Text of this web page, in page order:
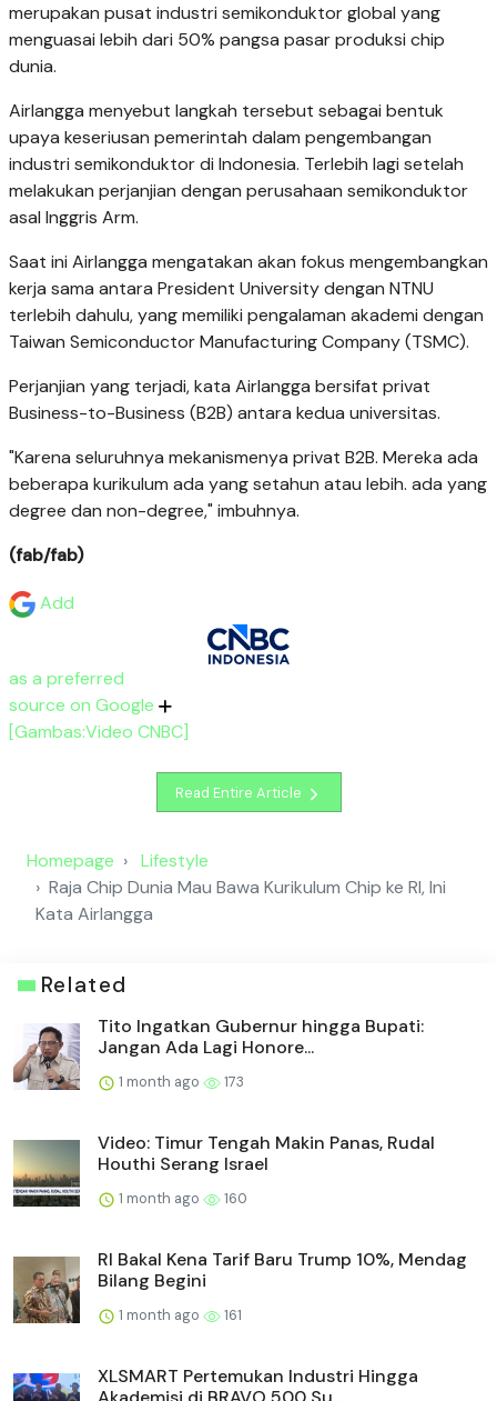
merupakan pusat industri semikonduktor global yang
menguasai lebih dari 50% pangsa pasar produksi chip
dunia.
Airlangga menyebut langkah tersebut sebagai bentuk
upaya keseriusan pemerintah dalam pengembangan
industri semikonduktor di Indonesia. Terlebih lagi setelah
melakukan perjanjian dengan perusahaan semikonduktor
asal Inggris Arm.
Saat ini Airlangga mengatakan akan fokus mengembangkan
kerja sama antara President University dengan NTNU
terlebih dahulu, yang memiliki pengalaman akademi dengan
Taiwan Semiconductor Manufacturing Company (TSMC).
Perjanjian yang terjadi, kata Airlangga bersifat privat
Business-to-Business (B2B) antara kedua universitas.
"Karena seluruhnya mekanismenya privat B2B. Mereka ada
beberapa kurikulum ada yang setahun atau lebih. ada yang
degree dan non-degree," imbuhnya.
(fab/fab)
Add
as a preferred
source on Google
[Gambas:Video CNBC]
Read Entire Article
Homepage
Lifestyle
Raja Chip Dunia Mau Bawa Kurikulum Chip ke RI, Ini
Kata Airlangga
Related
Tito Ingatkan Gubernur hingga Bupati:
Jangan Ada Lagi Honore...
1 month ago 173
Video: Timur Tengah Makin Panas, Rudal
Houthi Serang Israel
1 month ago 160
RI Bakal Kena Tarif Baru Trump 10%, Mendag
Bilang Begini
1 month ago 161
XLSMART Pertemukan Industri Hingga